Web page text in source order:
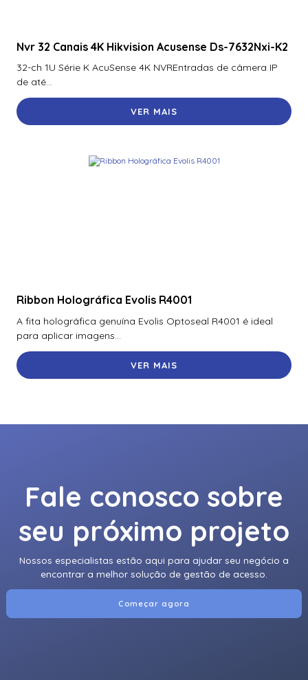
Nvr 32 Canais 4K Hikvision Acusense Ds-7632Nxi-K2
32-ch 1U Série K AcuSense 4K NVREntradas de câmera IP
de até...
VER MAIS
Ribbon Holográfica Evolis R4001
A fita holográfica genuína Evolis Optoseal R4001 é ideal
para aplicar imagens...
VER MAIS
Fale conosco sobre
seu próximo projeto
Nossos especialistas estão aqui para ajudar seu negócio a
encontrar a melhor solução de gestão de acesso.
Começar agora